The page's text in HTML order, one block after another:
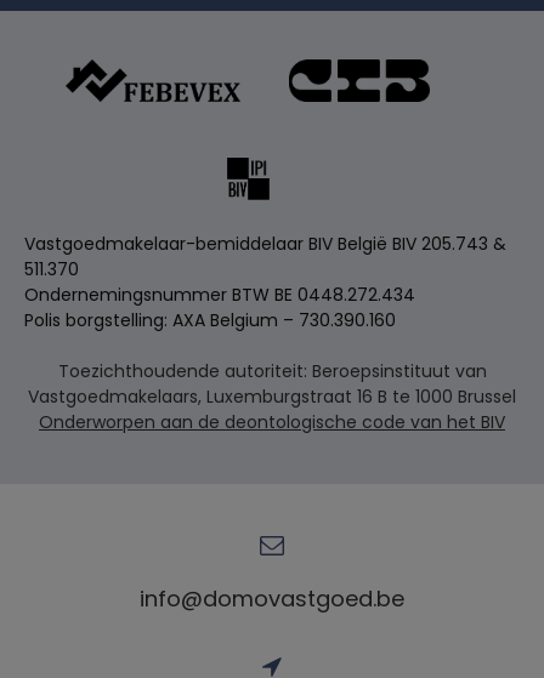
Vastgoedmakelaar-bemiddelaar BIV België BIV 205.743 &
511.370
Ondernemingsnummer BTW BE 0448.272.434
Polis borgstelling: AXA Belgium – 730.390.160
Toezichthoudende autoriteit: Beroepsinstituut van
Vastgoedmakelaars, Luxemburgstraat 16 B te 1000 Brussel
Onderworpen aan de deontologische code van het BIV
info@domovastgoed.be